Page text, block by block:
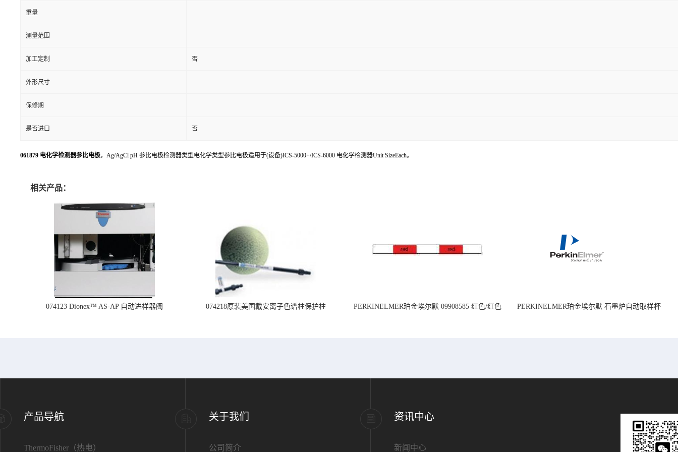
重量
测量范围
加工定制 否
外形尺寸
保修期
是否进口 否
061879 电化学检测器参比电极，Ag/AgCl pH 参比电极检测器类型电化学类型参比电极适用于(设备)ICS-5000+/ICS-6000 电化学检测器Unit SizeEach。
相关产品：
074123 Dionex™ AS-AP 自动进样器阀 074218原装美国戴安离子色谱柱保护柱
PERKINELMER珀金埃尔默 09908585 红色/红色
PERKINELMER珀金埃尔默 石墨炉自动取样杯
产品导航
ThermoFisher（热电）
关于我们
公司简介
资讯中心
新闻中心